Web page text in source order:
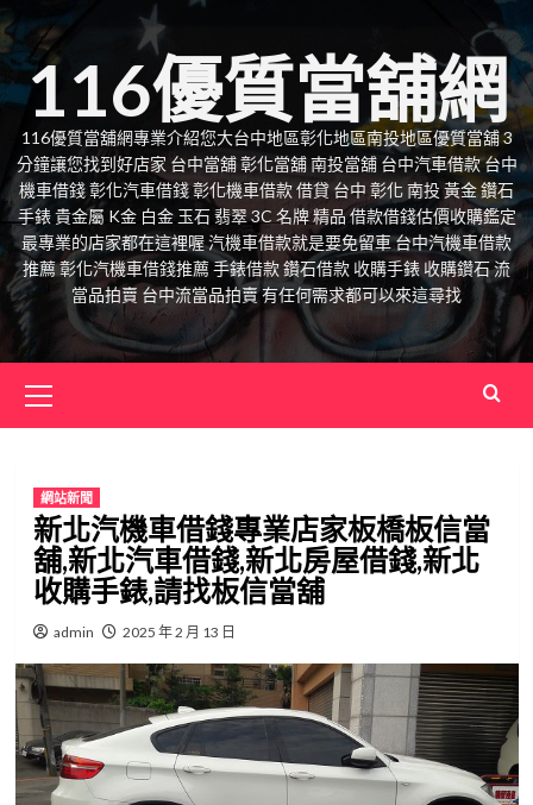
to
content116優質當舖網
116優質當舖網專業介紹您大台中地區彰化地區南投地區優質當舖 3
分鐘讓您找到好店家 台中當舖 彰化當舖 南投當舖 台中汽車借款 台中
機車借錢 彰化汽車借錢 彰化機車借款 借貸 台中 彰化 南投 黃金 鑽石
手錶 貴金屬 K金 白金 玉石 翡翠 3C 名牌 精品 借款借錢估價收購鑑定
最專業的店家都在這裡喔 汽機車借款就是要免留車 台中汽機車借款
推薦 彰化汽機車借錢推薦 手錶借款 鑽石借款 收購手錶 收購鑽石 流
當品拍賣 台中流當品拍賣 有任何需求都可以來這尋找
Menu
網站新聞
新北汽機車借錢專業店家板橋板信當
舖,新北汽車借錢,新北房屋借錢,新北
收購手錶,請找板信當舖
admin 2025 年 2 月 13 日